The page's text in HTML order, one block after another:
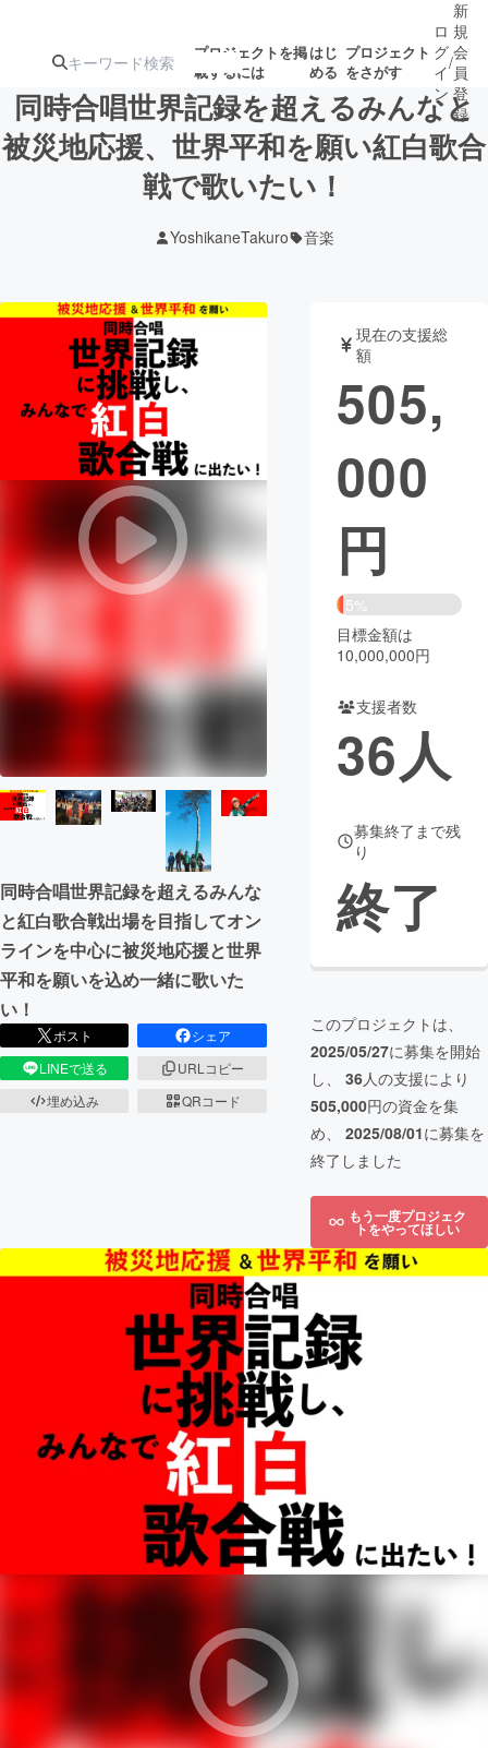
プロジェクトを掲
載するには
はじ
める
プロジェクト
をさがす
注目のリ 注目の新着プロ募集終了が近いプ
テクノロジー・ガジェット
映像・映画 書籍・雑誌
ビジネス・起業 チャレンジ
まちづくり・地域活性化
CAMPFIRE for Social Good
CAMPFIRE Creation
コミュニティ
ロ
グ
イ
ン
/
新
規
会
員
登
録
同時合唱世界記録を超えるみんなと
被災地応援、世界平和を願い紅白歌合
戦で歌いたい！
YoshikaneTakuro 音楽
同時合唱世界記録を超えるみんな
と紅白歌合戦出場を目指してオン
ラインを中心に被災地応援と世界
平和を願いを込め一緒に歌いた
い！
ポスト
シェア
LINEで送る
URLコピー
埋め込み
QRコード
現在の支援総
額
505,
000
円
5%
目標金額は
10,000,000円
支援者数
36人
募集終了まで残
り
終了
このプロジェクトは、
2025/05/27に募集を開始
し、 36人の支援により
505,000円の資金を集
め、 2025/08/01に募集を
終了しました
もう一度プロジェク
トをやってほしい